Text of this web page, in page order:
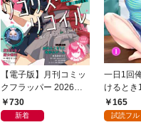
【電子版】月刊コミッ
クフラッパー 2026年9
月号730
新着
一日1回
けるとき1
165
試読フル